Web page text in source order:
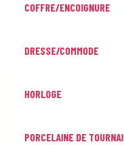
COFFRE/ENCOIGNURE
DRESSE/COMMODE
HORLOGE
PORCELAINE DE TOURNAI